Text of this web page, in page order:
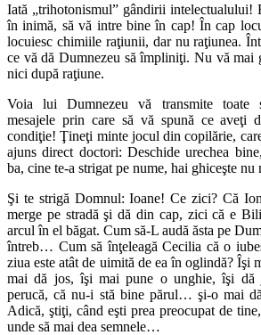
Iată „trihotonismul” gândirii intelectualului!
în inimă, să vă intre bine în cap! În cap
locuiesc chimiile raţiunii, dar nu raţiunea.
ce vă dă Dum­nezeu să împliniţi. Nu vă mai
nici după raţiune.
Voia lui Dumnezeu vă transmite toate
mesajele prin care să vă spună ce aveţi
condiţie! Ţineţi minte jo­cul din copilărie,
ajuns di­rect doctori: Deschide urechea
ba, cine te-a strigat pe nume, hai ghiceşte
Şi te strigă Domnul: Ioane! Ce zici? Că
merge pe stradă şi dă din cap, zici că e
arcul în el băgat. Cum să-L audă ăsta pe
întreb… Cum să înţeleagă Cecilia că o
ziua este atât de uimită de ea în oglindă? Îşi
mai dă jos, îşi mai pune o unghie, îşi dă
perucă, că nu-i stă bine părul… şi-o mai
Adică, ştiţi, când eşti prea preocupat de
unde să mai dea semnele…